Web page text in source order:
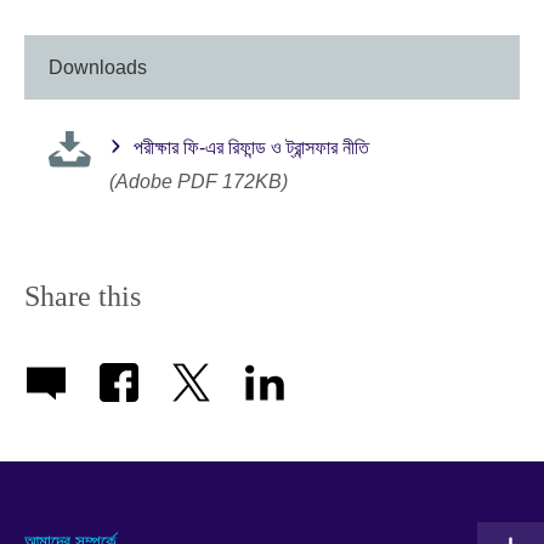
Downloads
পরীক্ষার ফি-এর রিফান্ড ও ট্রান্সফার নীতি
(Adobe PDF 172KB)
Share this